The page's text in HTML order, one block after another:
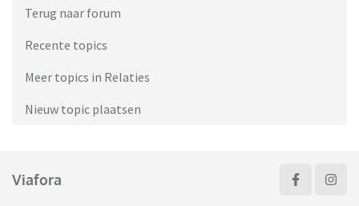
Terug naar forum
Recente topics
Meer topics in Relaties
Nieuw topic plaatsen
Viafora